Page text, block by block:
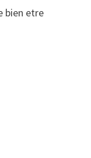
bien etre